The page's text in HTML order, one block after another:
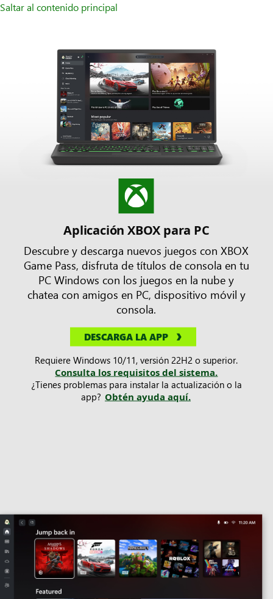
Saltar al contenido principal
Aplicación XBOX para PC
Descubre y descarga nuevos juegos con XBOX
Game Pass, disfruta de títulos de consola en tu
PC Windows con los juegos en la nube y
chatea con amigos en PC, dispositivo móvil y
consola.
DESCARGA LA APP
Requiere Windows 10/11, versión 22H2 o superior.
Consulta los requisitos del sistema.
¿Tienes problemas para instalar la actualización o la
app? Obtén ayuda aquí.